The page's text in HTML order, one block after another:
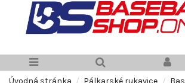
Úvodná stránka Pálkarské rukavice